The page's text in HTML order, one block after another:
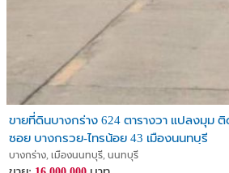
ขายที่ดินบางกร่าง 624 ตารางวา แปลงมุม
ซอย บางกรวย-ไทรน้อย 43 เมืองนนทบุรี
บางกร่าง, เมืองนนทบุรี, นนทบุรี